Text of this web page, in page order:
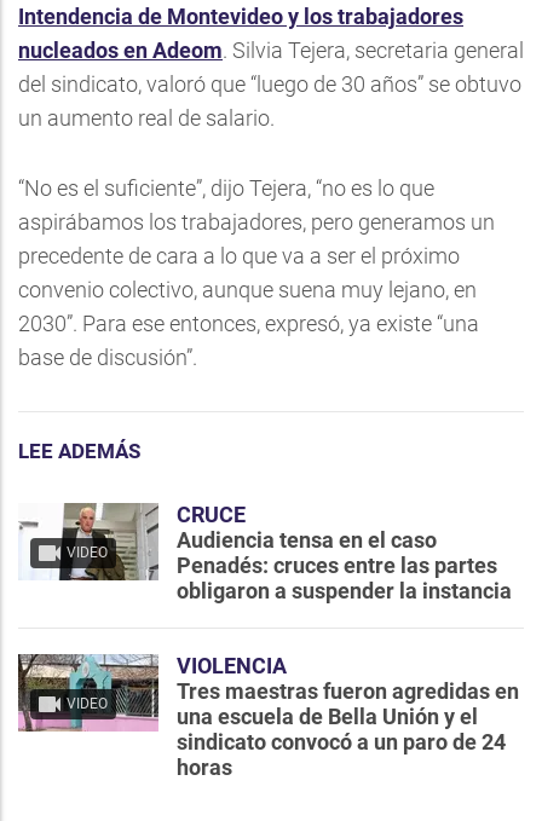
Intendencia de Montevideo y los trabajadores
nucleados en Adeom. Silvia Tejera, secretaria general
del sindicato, valoró que “luego de 30 años” se obtuvo
un aumento real de salario.
“No es el suficiente”, dijo Tejera, “no es lo que
aspirábamos los trabajadores, pero generamos un
precedente de cara a lo que va a ser el próximo
convenio colectivo, aunque suena muy lejano, en
2030”. Para ese entonces, expresó, ya existe “una
base de discusión”.
LEE ADEMÁS
VIDEO
CRUCE
Audiencia tensa en el caso
Penadés: cruces entre las partes
obligaron a suspender la instancia
VIDEO
VIOLENCIA
Tres maestras fueron agredidas en
una escuela de Bella Unión y el
sindicato convocó a un paro de 24
horas